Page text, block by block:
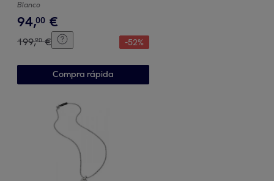
Correa de Acero inoxidable
Blanco
94,00 €
199,90 € -52%
Compra rápida